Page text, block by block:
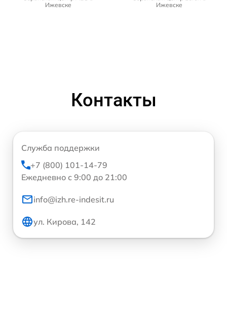
Ижевске
Ижевске
Контакты
Служба поддержки
+7 (800) 101-14-79
Ежедневно с 9:00 до 21:00
info@izh.re-indesit.ru
ул. Кирова, 142